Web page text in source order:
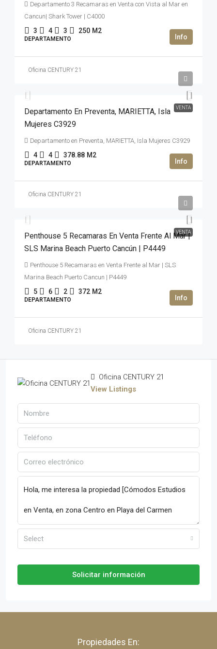
Departamento 3 Recamaras en Venta con Vista al Mar en
Cancun| Shark Tower | C4000
3 4 3 250 M2
DEPARTAMENTO
Oficina CENTURY 21
VENTA
Departamento En Preventa, MARIETTA, Isla
Mujeres C3929
Departamento en Preventa, MARIETTA, Isla Mujeres C3929
4 4 378.88 M2
DEPARTAMENTO
Oficina CENTURY 21
VENTA
Penthouse 5 Recamaras En Venta Frente Al Mar |
SLS Marina Beach Puerto Cancún | P4449
Penthouse 5 Recamaras en Venta Frente al Mar | SLS
Marina Beach Puerto Cancun | P4449
5 6 2 372 M2
DEPARTAMENTO
Oficina CENTURY 21
Oficina CENTURY 21
View Listings
Select
Solicitar información
Propiedades En: